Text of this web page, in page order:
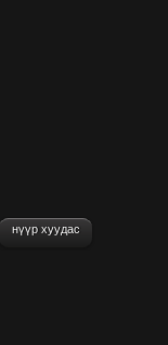
нүүр хуудас